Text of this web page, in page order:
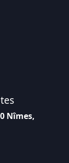
Nîmes,